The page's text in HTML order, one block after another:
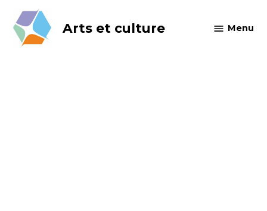
content
Arts et culture Menu